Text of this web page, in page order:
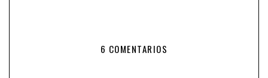
6 COMENTARIOS